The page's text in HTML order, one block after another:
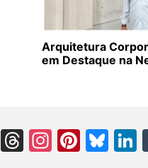
Arquitetura
em Destaque na
Facebook
Threads